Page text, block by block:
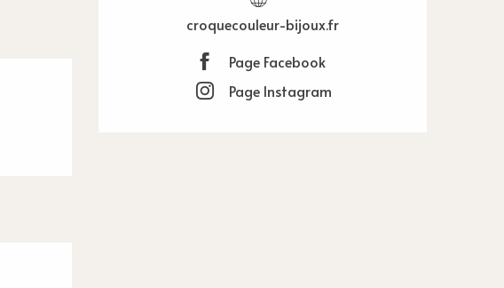
croquecouleur-bijoux.fr
Page Facebook
Page Instagram